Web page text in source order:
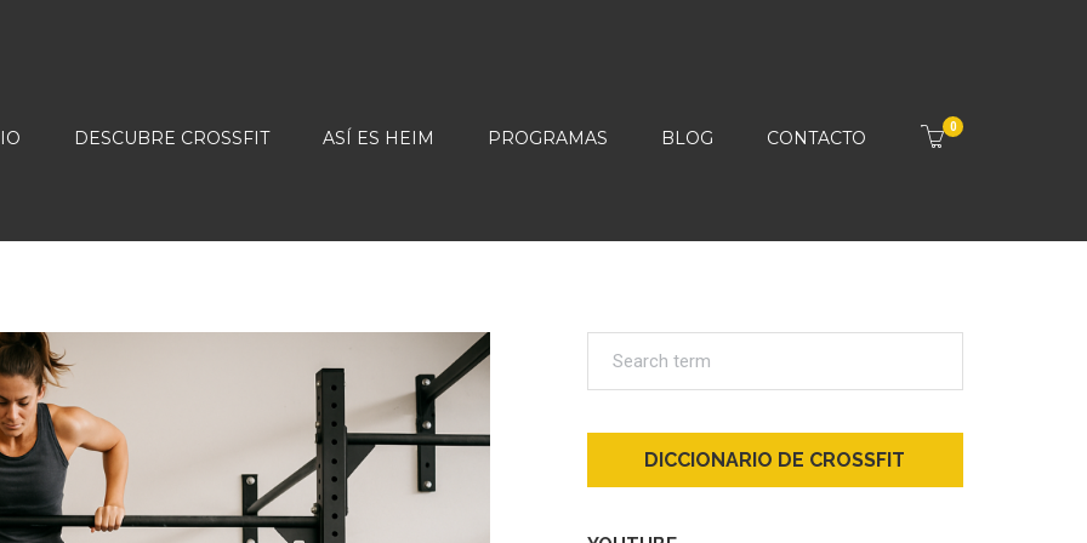
0
DESCUBRE CROSSFIT ASÍ ES HEIM PROGRAMAS BLOG CONTACTO
DICCIONARIO DE CROSSFIT